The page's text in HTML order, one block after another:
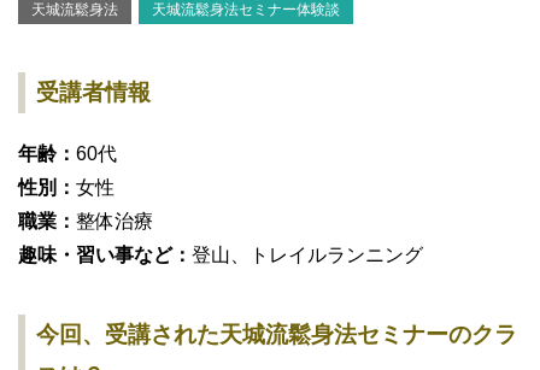
天城流鬆身法 天城流鬆身法セミナー体験談
受講者情報
年齢： 60代
性別： 女性
職業： 整体治療
趣味・習い事など： 登山、トレイルランニング
今回、受講された天城流鬆身法セミナーのクラ